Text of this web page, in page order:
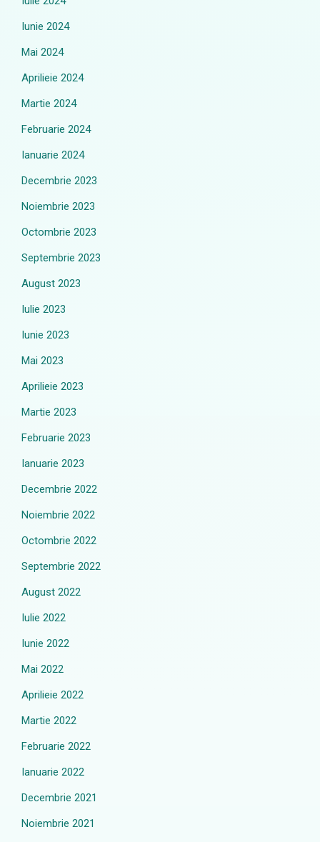
Iunie 2024
Mai 2024
Aprilieie 2024
Martie 2024
Februarie 2024
Ianuarie 2024
Decembrie 2023
Noiembrie 2023
Octombrie 2023
Septembrie 2023
August 2023
Iulie 2023
Iunie 2023
Mai 2023
Aprilieie 2023
Martie 2023
Februarie 2023
Ianuarie 2023
Decembrie 2022
Noiembrie 2022
Octombrie 2022
Septembrie 2022
August 2022
Iulie 2022
Iunie 2022
Mai 2022
Aprilieie 2022
Martie 2022
Februarie 2022
Ianuarie 2022
Decembrie 2021
Noiembrie 2021